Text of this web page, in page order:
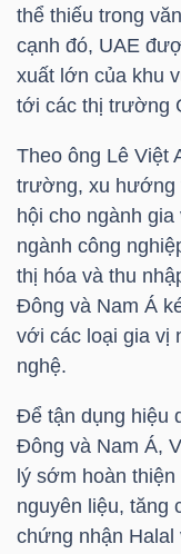
thể thiếu trong
cạnh đó, UAE
xuất lớn của khu
tới các thị trường
Theo ông Lê Việt
trường, xu hướng
hội cho ngành
ngành công
thị hóa và thu
Đông và Nam Á
với các loại gia vị
nghệ.
Để tận dụng hiệu
Đông và Nam Á,
lý sớm hoàn
nguyên liệu, tăng
chứng nhận Halal
Bài
viết
của
tác
(-)
Báo
cáo
phân
tích
(-)
Thuật
ngữ
(-)